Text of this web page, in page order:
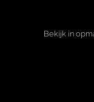
Bekijk in